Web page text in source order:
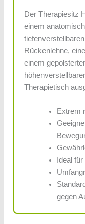
Der Therapiesitz
einem
Rückenlehne,
einem
Therapietisch
Extrem
Ideal
gegen